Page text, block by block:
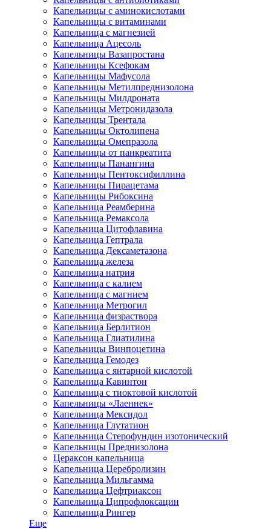
Капельницы с аминокислотами
Капельницы с витаминами
Капельница с магнезией
Капельница Ацесоль
Капельницы Вазапростана
Капельницы Ксефокам
Капельницы Мафусола
Капельницы Метилпреднизолона
Капельницы Милдроната
Капельницы Метронидазола
Капельницы Трентала
Капельницы Октолипена
Капельницы Омепразола
Капельницы от панкреатита
Капельницы Панангина
Капельницы Пентоксифиллина
Капельницы Пирацетама
Капельницы Рибоксина
Капельница Реамберина
Капельница Ремаксола
Капельница Цитофлавина
Капельница Гептрала
Капельница Дексаметазона
Капельница железа
Капельница натрия
Капельница с калием
Капельница с магнием
Капельница Метрогил
Капельница физраствора
Капельница Берлитион
Капельница Глиатилина
Капельницы Винпоцетина
Капельница Гемодез
Капельница с янтарной кислотой
Капельница Кавинтон
Капельница с тиоктовой кислотой
Капельницы «Лаеннек»
Капельница Мексидол
Капельница Глутатион
Капельница Стерофундин изотонический
Капельницы Преднизолона
Цераксон капельница
Капельница Церебролизин
Капельница Мильгамма
Капельница Цефтриаксон
Капельница Ципрофлоксацин
Капельница Рингер
Еще